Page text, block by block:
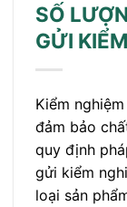
SỐ
GỬI
Kiểm
đảm bảo
quy định
gửi kiểm
loại sản